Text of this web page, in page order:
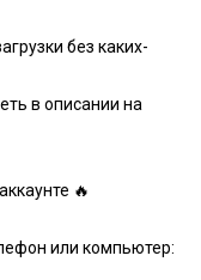
без каких-
в описании на
🔥
или компьютер: